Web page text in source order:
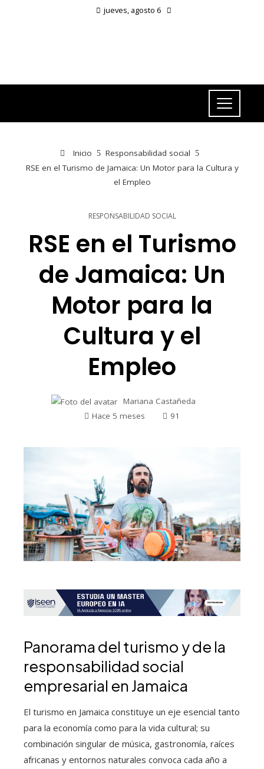
jueves, agosto 6
Inicio
Responsabilidad social
RSE en el Turismo de Jamaica: Un Motor para la Cultura y
el Empleo
RESPONSABILIDAD SOCIAL
RSE en el Turismo
de Jamaica: Un
Motor para la
Cultura y el
Empleo
Mariana Castañeda
Hace 5 meses
91
Panorama del turismo y de la
responsabilidad social
empresarial en Jamaica
El turismo en Jamaica constituye un eje esencial tanto
para la economía como para la vida cultural; su
combinación singular de música, gastronomía, raíces
africanas y entornos naturales convoca cada año a